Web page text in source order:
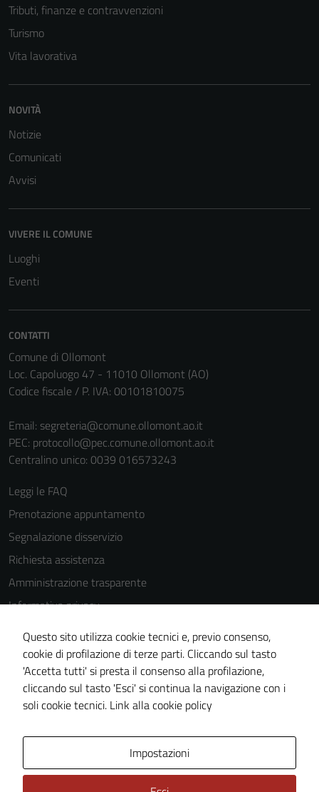
Tributi, finanze e contravvenzioni
Turismo
Vita lavorativa
NOVITÀ
Notizie
Comunicati
Avvisi
VIVERE IL COMUNE
Luoghi
Eventi
CONTATTI
Comune di Ollomont
Loc. Capoluogo 47 - 11010 Ollomont (AO)
Codice fiscale / P. IVA: 00101810075
Email: segreteria@comune.ollomont.ao.it
PEC: protocollo@pec.comune.ollomont.ao.it
Centralino unico: 0039 016573243
Leggi le FAQ
Prenotazione appuntamento
Segnalazione disservizio
Richiesta assistenza
Amministrazione trasparente
Informativa privacy
Note legali
Dichiarazione di accessibilità
Piano di miglioramento del sito
Questo sito utilizza cookie tecnici e, previo consenso,
cookie di profilazione di terze parti. Cliccando sul tasto
'Accetta tutti' si presta il consenso alla profilazione,
cliccando sul tasto 'Esci' si continua la navigazione con i
soli cookie tecnici. Link alla cookie policy
Impostazioni
possono
non raccolgono
informazioni